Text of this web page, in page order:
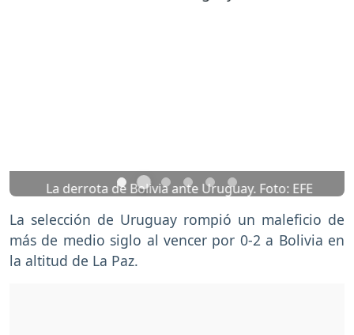
La derrota de Bolivia ante Uruguay. Foto: EFE
La selección de Uruguay rompió un maleficio de
más de medio siglo al vencer por 0-2 a Bolivia en
la altitud de La Paz.